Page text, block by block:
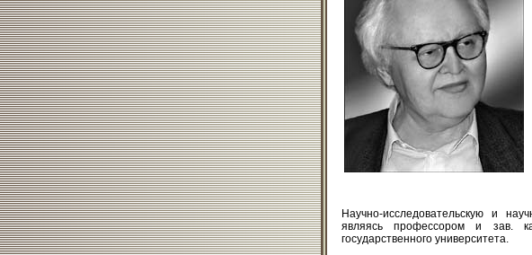
Научно-исследовательскую и
являясь профессором и зав.
государственного университета.